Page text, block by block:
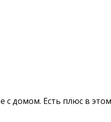
домом. Есть плюс в